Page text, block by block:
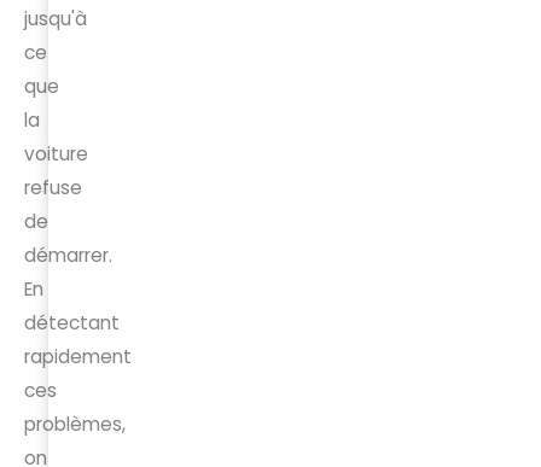
jusqu'à
ce
que
la
voiture
refuse
de
démarrer.
En
détectant
rapidement
ces
problèmes,
on